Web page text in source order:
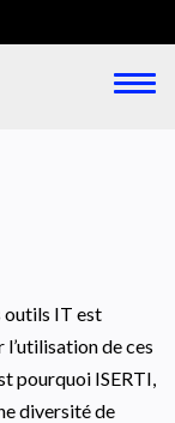
outils IT est
de ces
pourquoi ISERTI,
diversité de